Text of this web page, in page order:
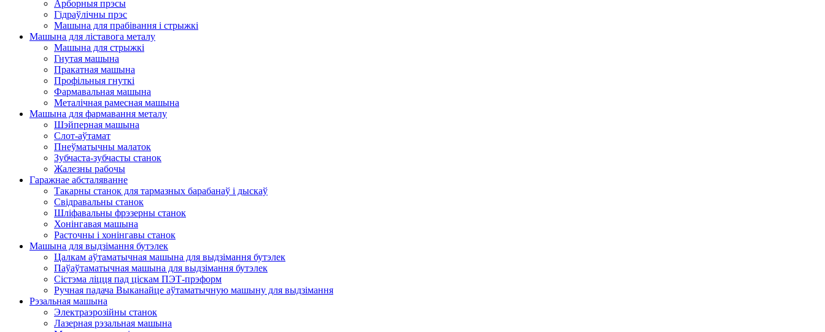
Арборныя прэсы
Гідраўлічны прэс
Машына для прабівання і стрыжкі
Машына для ліставога металу
Машына для стрыжкі
Гнутая машына
Пракатная машына
Профільныя гнуткі
Фармавальная машына
Металічная рамесная машына
Машына для фармавання металу
Шэйперная машына
Слот-аўтамат
Пнеўматычны малаток
Зубчаста-зубчасты станок
Жалезны рабочы
Гаражнае абсталяванне
Такарны станок для тармазных барабанаў і дыскаў
Свідравальны станок
Шліфавальны фрэзерны станок
Хонінгавая машына
Расточны і хонінгавы станок
Машына для выдзімання бутэлек
Цалкам аўтаматычная машына для выдзімання бутэлек
Паўаўтаматычная машына для выдзімання бутэлек
Сістэма ліцця пад ціскам ПЭТ-прэформ
Ручная падача Выканайце аўтаматычную машыну для выдзімання
Рэзальная машына
Электраэрозійны станок
Лазерная рэзальная машына